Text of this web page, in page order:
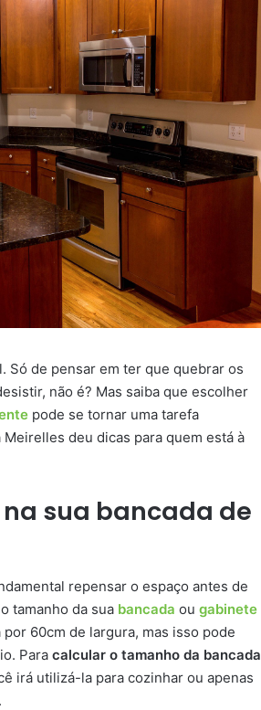
Só de pensar em ter que quebrar os
não é? Mas saiba que escolher
pode se tornar uma tarefa
deu dicas para quem está à
sua bancada de
repensar o espaço antes de
tamanho da sua bancada ou gabinete
60cm de largura, mas isso pode
Para calcular o tamanho da bancada
irá utilizá-la para cozinhar ou apenas